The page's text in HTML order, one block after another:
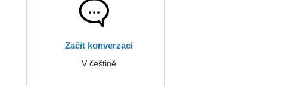
Začít konverzaci
V češtině